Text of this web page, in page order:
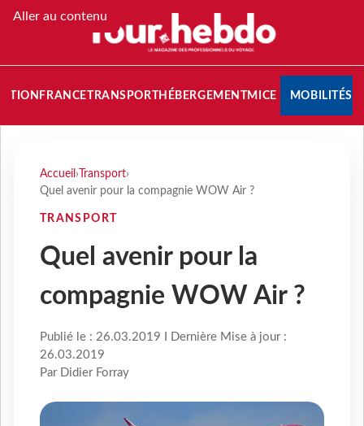
Aller au contenu
FRANCETRANSPORT HÉBERGEMENTMICE MOBILITÉS
Accueil › Transport›
Quel avenir pour la compagnie WOW Air ?
TRANSPORT
Quel avenir pour la
compagnie WOW Air ?
Publié le : 26.03.2019 I Dernière Mise à jour :
26.03.2019
Par Didier Forray